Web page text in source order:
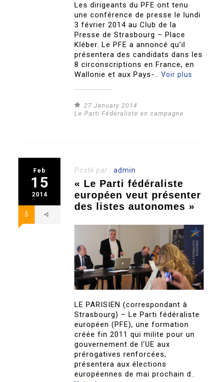
Les dirigeants du PFE ont tenu
une conférence de presse le lundi
3 février 2014 au Club de la
Presse de Strasbourg – Place
Kléber. Le PFE a annoncé qu’il
présentera des candidats dans les
8 circonscriptions en France, en
Wallonie et aux Pays-..Voir plus
27 January 2014
Le Parti Fédéraliste en campagne
Feb
15
2014
5
Posté par :admin
« Le Parti fédéraliste
européen veut présenter
des listes autonomes »
LE PARISIEN (correspondant à
Strasbourg) – Le Parti fédéraliste
européen (PFE), une formation
créée fin 2011 qui milite pour un
gouvernement de l’UE aux
prérogatives renforcées,
présentera aux élections
européennes de mai prochain d..